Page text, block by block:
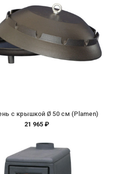
с крышкой Ø 50 см (Plamen)
21 965 ₽